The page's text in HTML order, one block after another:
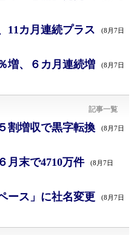
11カ月連続プラス (8月7日
増、６カ月連続増 (8月7日
記事一覧
割増収で黒字転換 (8月7日
月末で4710万件 (8月7日
ース」に社名変更 (8月7日